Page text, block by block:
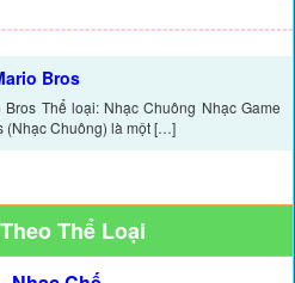
Bros
Thể loại: Nhạc Chuông Nhạc Game
(Nhạc Chuông) là một […]
Thể Loại